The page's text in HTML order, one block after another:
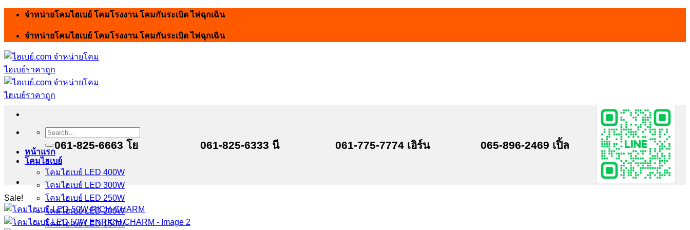
Skip
content
จำหน่ายโคมไฮเบย์ โคมโรงงาน โคมกันระเบิด ไฟฉุกเฉิน
จำหน่ายโคมไฮเบย์ โคมโรงงาน โคมกันระเบิด ไฟฉุกเฉิน
Search
for:
หน้าแรก
โคมไฮเบย์
โคมไฮเบย์ LED 400W
โคมไฮเบย์ LED 300W
โคมไฮเบย์ LED 250W
โคมไฮเบย์ LED 200W
โคมไฮเบย์ LED 150W
061-825-6663 โย 061-825-6333 นี 061-775-7774 เอิร์น 065-896-2469 เปิ้ล
Sale!